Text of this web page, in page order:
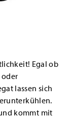
Egal ob
oder
lassen sich
kommt mit